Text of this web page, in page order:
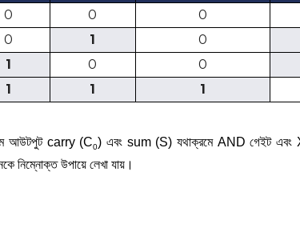
0
0 0
0
1 0
1
0 0
1
1 1
আউটপুট carry (C0) এবং sum (S) যথাক্রমে AND গেইট এবং
নিম্নোক্ত উপায়ে লেখা যায়।